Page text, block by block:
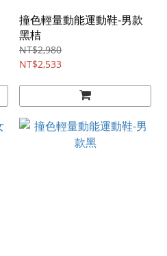
撞色輕量動能運動鞋-男款
黑桔
NT$2,980
NT$2,533